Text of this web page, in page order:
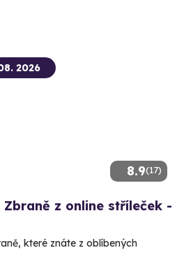
8.9(17)
2026
z online stříleček -
které znáte z oblíbených